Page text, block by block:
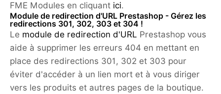
FME Modules en cliquant ici.
Module de redirection d'URL Prestashop - Gérez les
redirections 301, 302, 303 et 304 !
Le module de redirection d'URL Prestashop vous
aide à supprimer les erreurs 404 en mettant en
place des redirections 301, 302 et 303 pour
éviter d'accéder à un lien mort et à vous diriger
vers les produits et autres pages de la boutique.